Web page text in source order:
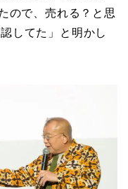
ので、売れる？と思
してた」と明かし